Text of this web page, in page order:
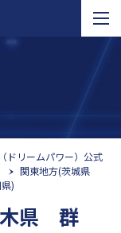
ドリームパワー）公式
関東地方(茨城県
)
県 群